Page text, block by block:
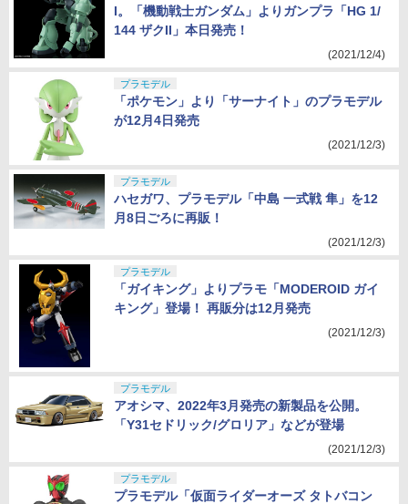
I。「機動戦士ガンダム」よりガンプラ「HG 1/
144 ザクII」本日発売！
(2021/12/4)
プラモデル
「ポケモン」より「サーナイト」のプラモデル
が12月4日発売
(2021/12/3)
プラモデル
ハセガワ、プラモデル「中島 一式戦 隼」を12
月8日ごろに再販！
(2021/12/3)
プラモデル
「ガイキング」よりプラモ「MODEROID ガイ
キング」登場！ 再販分は12月発売
(2021/12/3)
プラモデル
アオシマ、2022年3月発売の新製品を公開。
「Y31セドリック/グロリア」などが登場
(2021/12/3)
プラモデル
プラモデル「仮面ライダーオーズ タトバコン